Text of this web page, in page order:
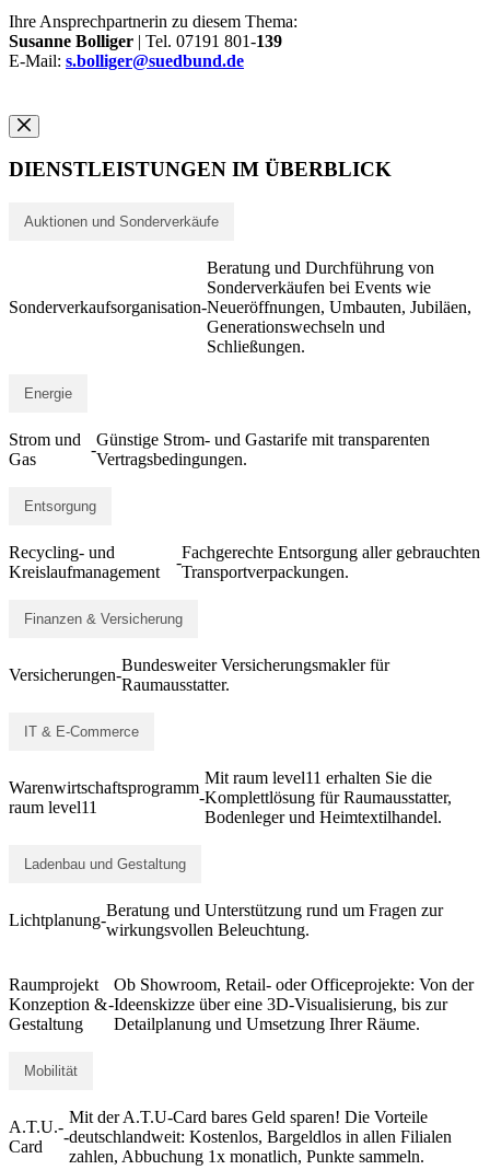
Ihre Ansprechpartnerin zu diesem Thema:
Susanne Bolliger | Tel. 07191 801-139
E-Mail: s.bolliger@suedbund.de
DIENSTLEISTUNGEN IM ÜBERBLICK
Auktionen und Sonderverkäufe
Sonderverkaufsorganisation-
Beratung und Durchführung von
Sonderverkäufen bei Events wie
Neueröffnungen, Umbauten, Jubiläen,
Generationswechseln und
Schließungen.
Energie
Strom und
Gas
-
Günstige Strom- und Gastarife mit transparenten
Vertragsbedingungen.
Entsorgung
Recycling- und
Kreislaufmanagement
-
Fachgerechte Entsorgung aller gebrauchten
Transportverpackungen.
Finanzen & Versicherung
Versicherungen-
Bundesweiter Versicherungsmakler für
Raumausstatter.
IT & E-Commerce
Warenwirtschaftsprogramm
raum level11
-
Mit raum level11 erhalten Sie die
Komplettlösung für Raumausstatter,
Bodenleger und Heimtextilhandel.
Ladenbau und Gestaltung
Lichtplanung-
Beratung und Unterstützung rund um Fragen zur
wirkungsvollen Beleuchtung.
Raumprojekt
Konzeption &
Gestaltung
-
Ob Showroom, Retail- oder Officeprojekte: Von der
Ideenskizze über eine 3D-Visualisierung, bis zur
Detailplanung und Umsetzung Ihrer Räume.
Mobilität
A.T.U.-
Card
-
Mit der A.T.U-Card bares Geld sparen! Die Vorteile
deutschlandweit: Kostenlos, Bargeldlos in allen Filialen
zahlen, Abbuchung 1x monatlich, Punkte sammeln.